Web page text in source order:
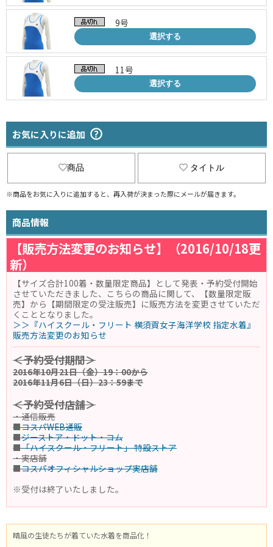
9号
選択する
11号
選択する
お気に入りに追加
商品 タイトル
※商品をお気に入りに追加すると、再入荷が決まった際にメールが届きます。
商品情報
【販売方法変更のお知らせ】
（2016/10/18更
新）
【サイズ合計100着・数量限定商品】として発表・予約受付開始
させていただきました、こちらの商品に関して、【数量限定販
売】から【期間限定の受注販売】に販売方法を変更させていただ
くこととなりました。
＞＞『ハイスクール・フリート 横須賀女子海洋学校 指定水着』
販売方法変更のお知らせ
＜予約受付期間＞
2016年10月21日（金）19：00から
2016年11月6日（日）23：59まで
＜予約受付店舗＞
・通信販売
■コスパWEB通販
■ジーストア・ドット・コム
■「ハイスクール・フリート」 特設ストア
・実店舗
■コスパオフィシャルショップ実店舗
※受付は終了いたしました。
晴風の生徒たちが着ていた水着を商品化！